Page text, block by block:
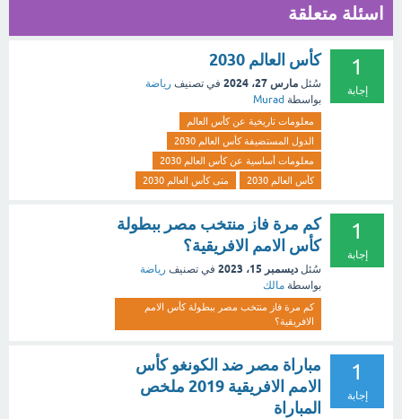
اسئلة متعلقة
1
إجابة
كأس العالم 2030
سُئل مارس 27، 2024 في تصنيف رياضة
بواسطة Murad
معلومات تاريخية عن كأس العالم
الدول المستضيفة كأس العالم 2030
معلومات أساسية عن كأس العالم 2030
كأس العالم 2030
متى كأس العالم 2030
1
إجابة
كم مرة فاز منتخب مصر ببطولة
كأس الامم الافريقية؟
سُئل ديسمبر 15، 2023 في تصنيف رياضة
بواسطة مالك
كم مرة فاز منتخب مصر ببطولة كأس الامم
الافريقية؟
1
إجابة
مباراة مصر ضد الكونغو كأس
الامم الافريقية 2019 ملخص
المباراة